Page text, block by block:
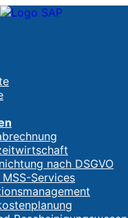
nach DSGVO
MSS-Services